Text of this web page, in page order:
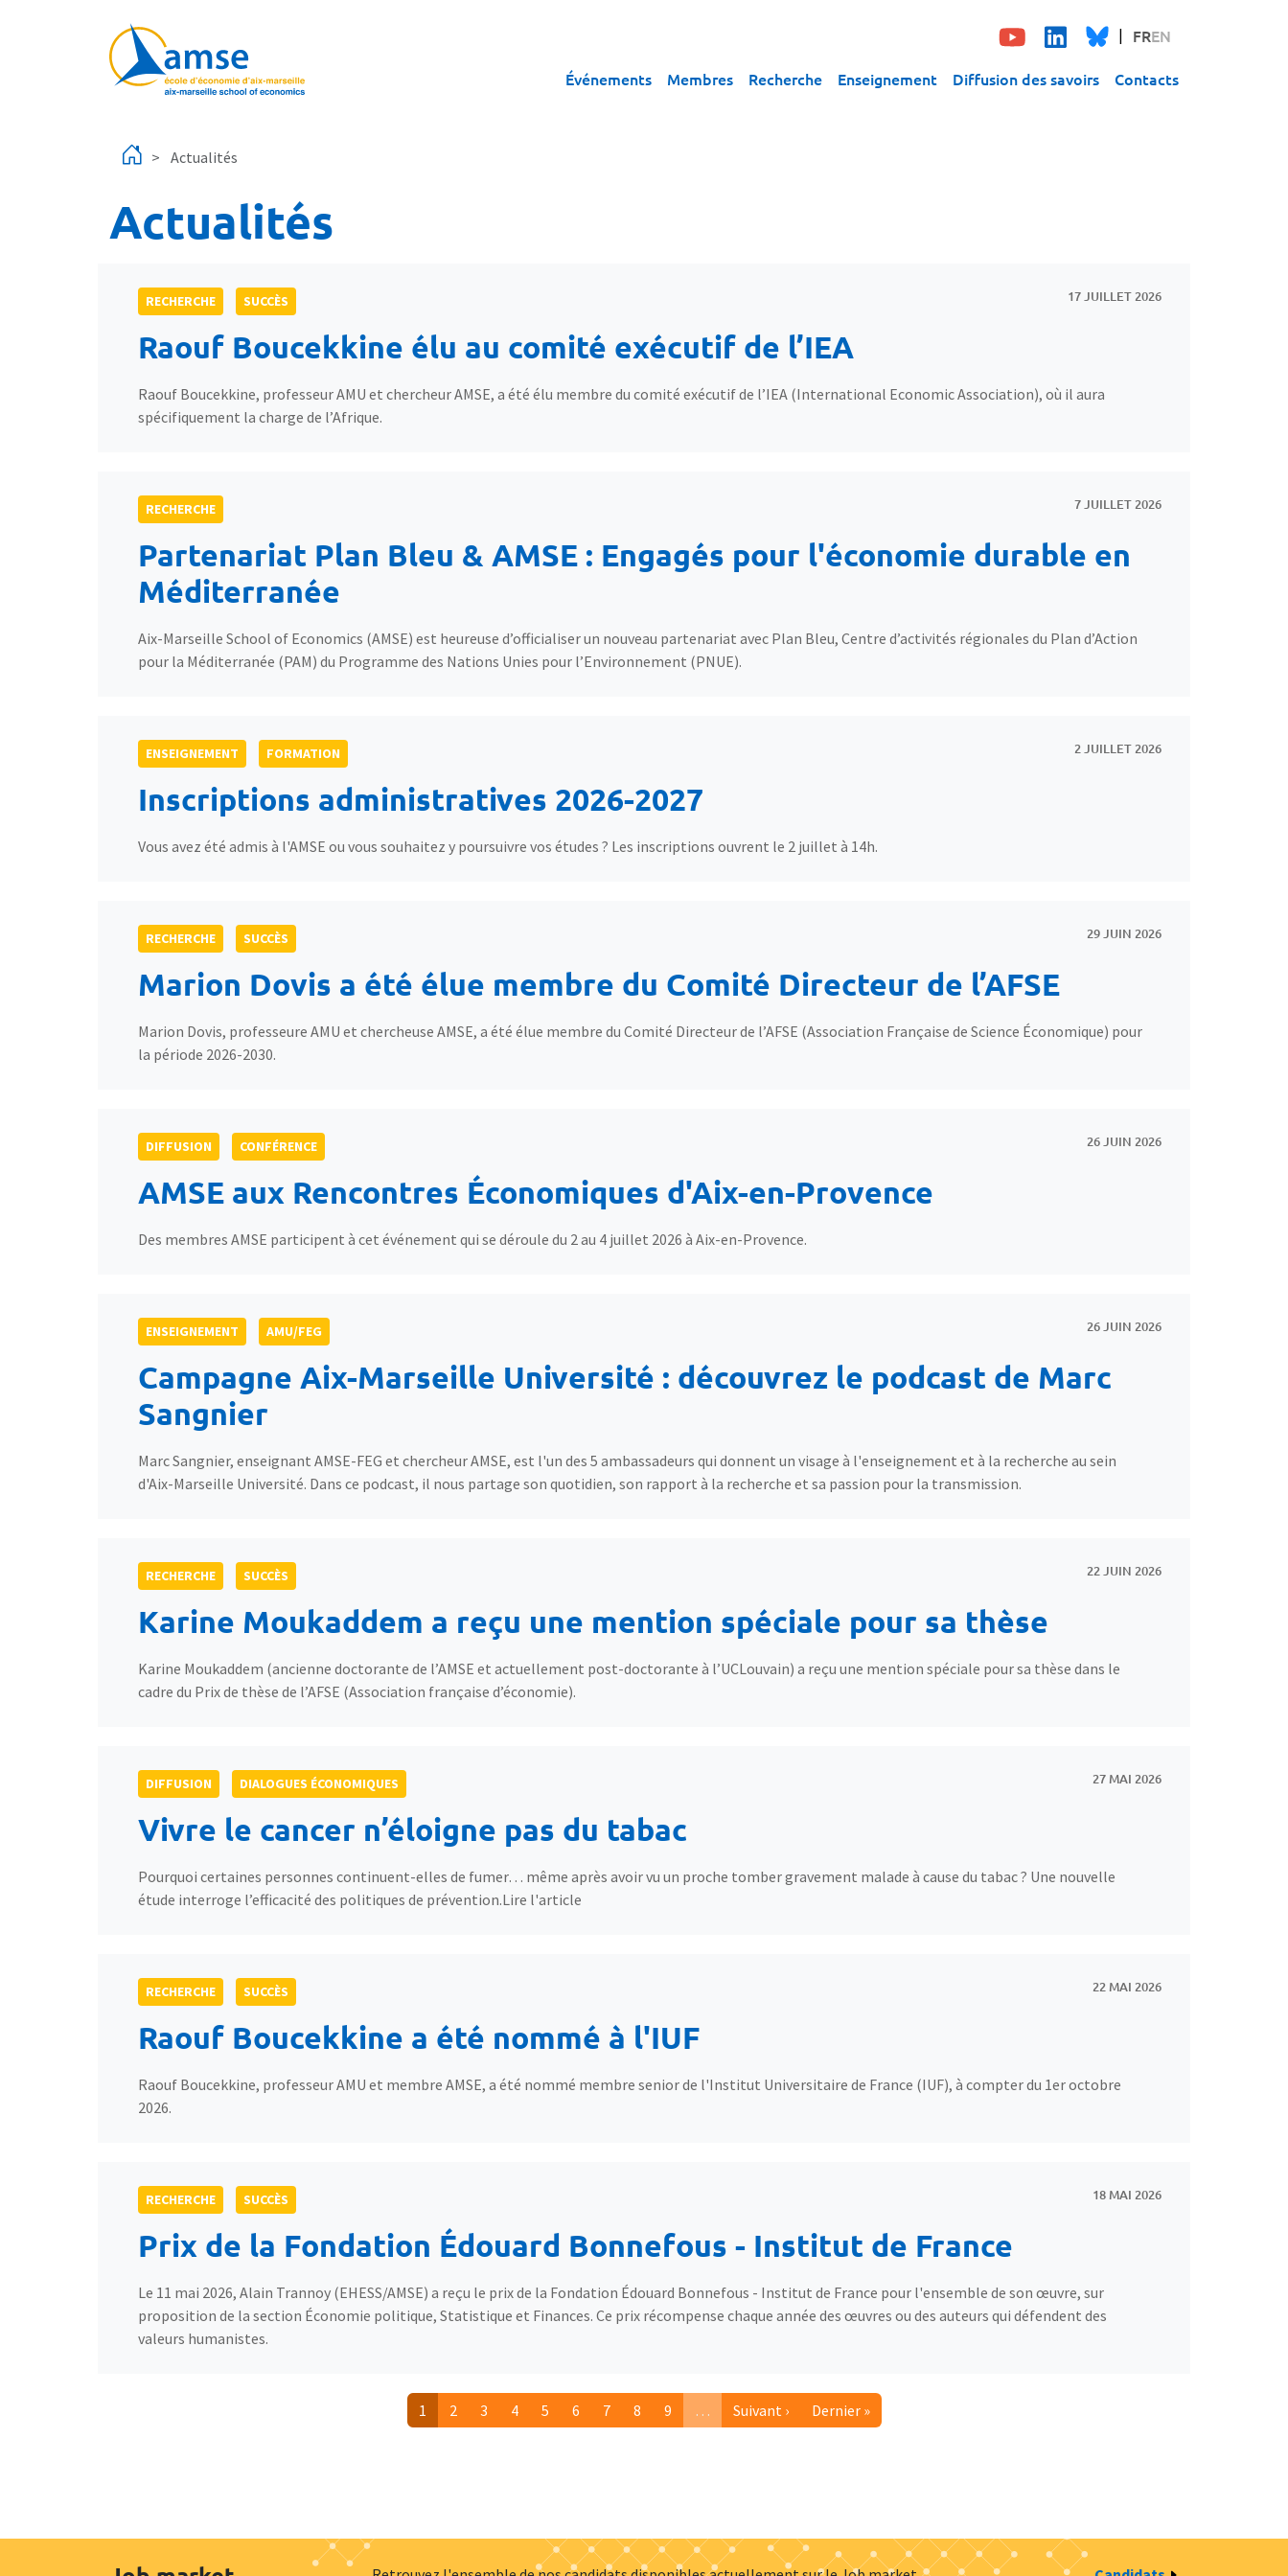
FREN
Événements Membres Recherche Enseignement Diffusion des savoirs Contacts
Actualités
Actualités
RECHERCHE SUCCÈS
Raouf Boucekkine élu au comité exécutif de l’IEA
Raouf Boucekkine, professeur AMU et chercheur AMSE, a été élu membre du comité exécutif de l’IEA (International Economic Association), où il aura
spécifiquement la charge de l’Afrique.
17 JUILLET 2026
RECHERCHE
Partenariat Plan Bleu & AMSE : Engagés pour l'économie durable en
Méditerranée
Aix-Marseille School of Economics (AMSE) est heureuse d’officialiser un nouveau partenariat avec Plan Bleu, Centre d’activités régionales du Plan d’Action
pour la Méditerranée (PAM) du Programme des Nations Unies pour l’Environnement (PNUE).
7 JUILLET 2026
ENSEIGNEMENT FORMATION
Inscriptions administratives 2026-2027
Vous avez été admis à l'AMSE ou vous souhaitez y poursuivre vos études ? Les inscriptions ouvrent le 2 juillet à 14h.
2 JUILLET 2026
RECHERCHE SUCCÈS
Marion Dovis a été élue membre du Comité Directeur de l’AFSE
Marion Dovis, professeure AMU et chercheuse AMSE, a été élue membre du Comité Directeur de l’AFSE (Association Française de Science Économique) pour
la période 2026-2030.
29 JUIN 2026
DIFFUSION CONFÉRENCE
AMSE aux Rencontres Économiques d'Aix-en-Provence
Des membres AMSE participent à cet événement qui se déroule du 2 au 4 juillet 2026 à Aix-en-Provence.
26 JUIN 2026
ENSEIGNEMENT AMU/FEG
Campagne Aix-Marseille Université : découvrez le podcast de Marc
Sangnier
Marc Sangnier, enseignant AMSE-FEG et chercheur AMSE, est l'un des 5 ambassadeurs qui donnent un visage à l'enseignement et à la recherche au sein
d'Aix-Marseille Université. Dans ce podcast, il nous partage son quotidien, son rapport à la recherche et sa passion pour la transmission.
26 JUIN 2026
RECHERCHE SUCCÈS
Karine Moukaddem a reçu une mention spéciale pour sa thèse
Karine Moukaddem (ancienne doctorante de l’AMSE et actuellement post-doctorante à l’UCLouvain) a reçu une mention spéciale pour sa thèse dans le
cadre du Prix de thèse de l’AFSE (Association française d’économie).
22 JUIN 2026
DIFFUSION DIALOGUES ÉCONOMIQUES
Vivre le cancer n’éloigne pas du tabac
Pourquoi certaines personnes continuent-elles de fumer… même après avoir vu un proche tomber gravement malade à cause du tabac ? Une nouvelle
étude interroge l’efficacité des politiques de prévention.Lire l'article
27 MAI 2026
RECHERCHE SUCCÈS
Raouf Boucekkine a été nommé à l'IUF
Raouf Boucekkine, professeur AMU et membre AMSE, a été nommé membre senior de l'Institut Universitaire de France (IUF), à compter du 1er octobre
2026.
22 MAI 2026
RECHERCHE SUCCÈS
Prix de la Fondation Édouard Bonnefous - Institut de France
Le 11 mai 2026, Alain Trannoy (EHESS/AMSE) a reçu le prix de la Fondation Édouard Bonnefous - Institut de France pour l'ensemble de son œuvre, sur
proposition de la section Économie politique, Statistique et Finances. Ce prix récompense chaque année des œuvres ou des auteurs qui défendent des
valeurs humanistes.
18 MAI 2026
Page courante
1 Page
2 Page
3 Page
4 Page
5 Page
6 Page
7 Page
8 Page
9
…
Page suivante
Suivant › Dernière page
Dernier »